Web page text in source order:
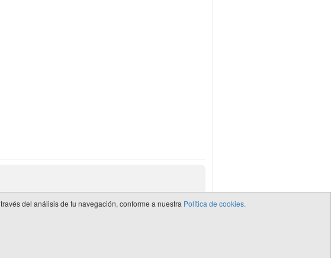
del análisis de tu navegación, conforme a nuestra Política de cookies.